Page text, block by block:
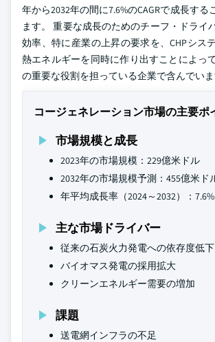
年から2032年の間に7.6%のCAGRで成長す
ます。 重要な成長のためのチーフ・ドライ
効率、特に産業の上昇の要求を、CHPシス
熱エネルギーを同時に作り出すことによっ
の重要な役割を担っている企業で含んでいま
コージェネレーション市場の主要ポ
市場規模と成長
2023年の市場規模：229億米ドル
2032年の市場規模予測：455億米ド
年平均成長率（2024～2032）：7.6%
主な市場ドライバー
従来の石炭火力発電への依存度低下
バイオマス発電の採用拡大
クリーンエネルギー需要の増加
課題
送電網インフラの不足